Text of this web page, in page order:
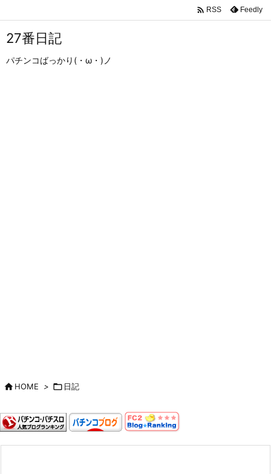
 RSS Feedly
27番日記
パチンコばっかり(・ω・)ノ
HOME >  日記